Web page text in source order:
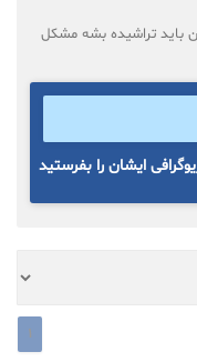
باید تراشیده بشه مشکل
ایشان را بفرستید
1